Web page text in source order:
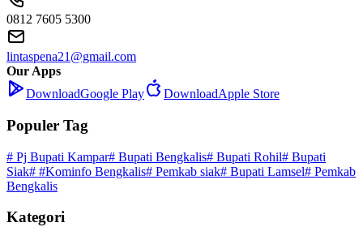
0812 7605 5300
lintaspena21@gmail.com
Our Apps
DownloadGoogle Play DownloadApple Store
Populer Tag
# Pj Bupati Kampar# Bupati Bengkalis# Bupati Rohil# Bupati
Siak# #Kominfo Bengkalis# Pemkab siak# Bupati Lamsel# Pemkab
Bengkalis
Kategori